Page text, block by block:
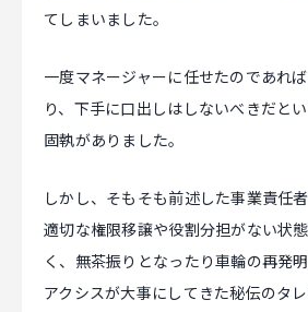
てしまいました。
一度マネージャーに任せたのであれ
り、下手に口出しはしないべきだと
固執がありました。
しかし、そもそも前述した事業責任
適切な権限移譲や役割分担がない状
く、無茶振りとなったり車輪の再発
アクシスが大事にしてきた秘伝のタ